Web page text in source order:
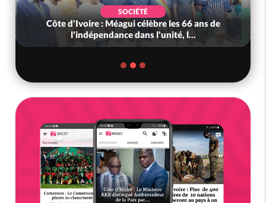
SOCIÉTÉ
Côte d'Ivoire : Méagui célèbre les 66 ans de
l'indépendance dans l'unité, l...